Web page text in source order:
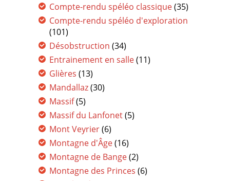
Compte-rendu spéléo classique(35)
Compte-rendu spéléo d'exploration
(101)
Désobstruction (34)
Entrainement en salle(11)
Glières (13)
Mandallaz(30)
Massif(5)
Massif du Lanfonet(5)
Mont Veyrier(6)
Montagne d'Âge(16)
Montagne de Bange(2)
Montagne des Princes (6)